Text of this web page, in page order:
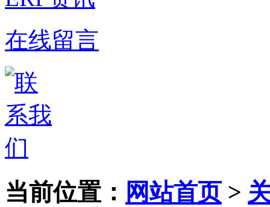
在线留言
当前位置： 网站首页>